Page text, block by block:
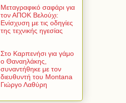
Μεταγραφικό σαφάρι για
τον ΑΠΟΚ Βελούχι:
Ενίσχυση με τις οδηγίες
της τεχνικής ηγεσίας
Στο Καρπενήσι για γάμο
ο Θαναηλάκης,
συναντήθηκε με τον
διευθυντή του Montana
Γιώργο Λαθύρη